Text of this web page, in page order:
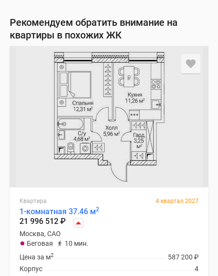
Рекомендуем обратить внимание на
квартиры в похожих ЖК
Квартира 4 квартал 2027
1-комнатная 37.46 м2
21 996 512 ₽
Москва, САО
Беговая
10 мин.
587 200 ₽
Цена за м2
4
Корпус